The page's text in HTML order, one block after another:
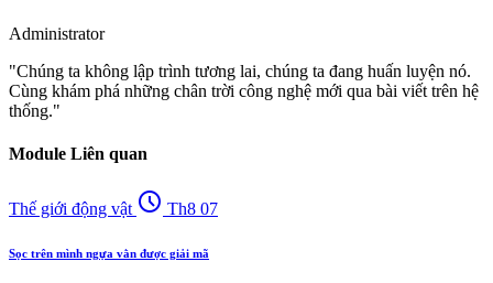
Administrator
"Chúng ta không lập trình tương lai, chúng ta đang huấn luyện nó.
Cùng khám phá những chân trời công nghệ mới qua bài viết trên hệ
thống."
Module Liên quan
Thế giới động vật schedule Th8 07
Sọc trên mình ngựa vằn được giải mã